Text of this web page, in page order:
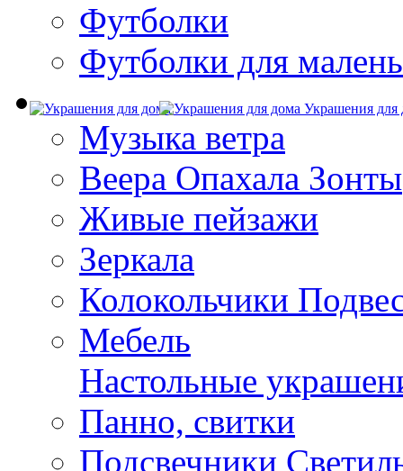
Футболки
Футболки для
Украшения для
Музыка ветра
Веера Опахала Зонты
Живые пейзажи
Зеркала
Колокольчики
Мебель
Настольные
Панно, свитки
Подсвечники